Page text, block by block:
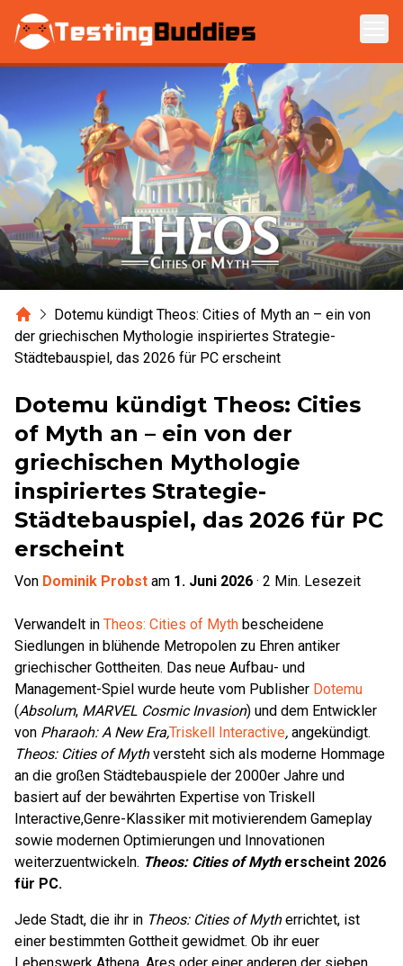
Zum Hauptinhalt springen
HomeDotemu kündigt Theos: Cities of Myth an – ein von
der griechischen Mythologie inspiriertes Strategie-
Städtebauspiel, das 2026 für PC erscheint
Dotemu kündigt Theos: Cities
of Myth an – ein von der
griechischen Mythologie
inspiriertes Strategie-
Städtebauspiel, das 2026 für PC
erscheint
Von Dominik Probst am 1. Juni 2026 · 2 Min. Lesezeit
Verwandelt in Theos: Cities of Myth bescheidene
Siedlungen in blühende Metropolen zu Ehren antiker
griechischer Gottheiten. Das neue Aufbau- und
Management-Spiel wurde heute vom Publisher Dotemu
(Absolum, MARVEL Cosmic Invasion) und dem Entwickler
von Pharaoh: A New Era,Triskell Interactive, angekündigt.
Theos: Cities of Mythversteht sich als moderne Hommage
an die großen Städtebauspiele der 2000er Jahre und
basiert auf der bewährten Expertise von Triskell
Interactive,Genre-Klassiker mit motivierendem Gameplay
sowie modernen Optimierungen und Innovationen
weiterzuentwickeln. Theos: Cities of Mytherscheint 2026
für PC.
Jede Stadt, die ihr in Theos: Cities of Mytherrichtet, ist
einer bestimmten Gottheit gewidmet. Ob ihr euer